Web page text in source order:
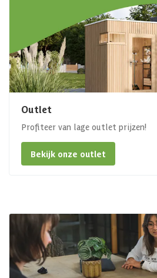
Outlet
Profiteer van lage outlet prijzen!
Bekijk onze outlet